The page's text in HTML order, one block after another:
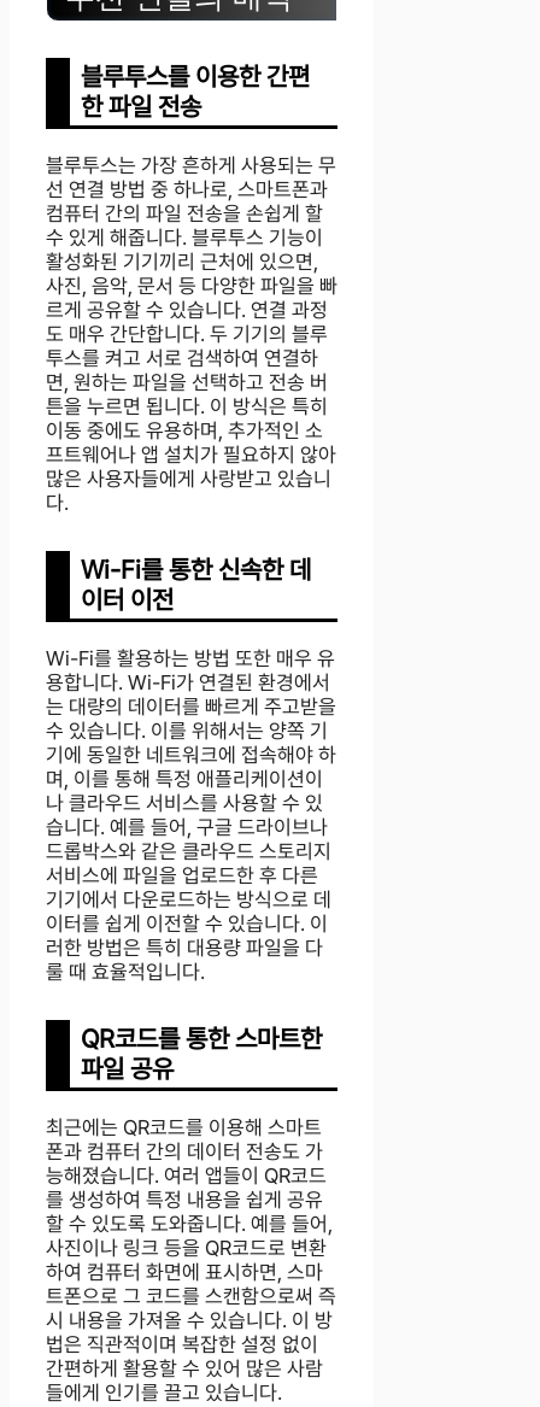
블루투스를 이용한 간편
한 파일 전송
블루투스는 가장 흔하게 사용되는 무
선 연결 방법 중 하나로, 스마트폰과
컴퓨터 간의 파일 전송을 손쉽게 할
수 있게 해줍니다. 블루투스 기능이
활성화된 기기끼리 근처에 있으면,
사진, 음악, 문서 등 다양한 파일을 빠
르게 공유할 수 있습니다. 연결 과정
도 매우 간단합니다. 두 기기의 블루
투스를 켜고 서로 검색하여 연결하
면, 원하는 파일을 선택하고 전송 버
튼을 누르면 됩니다. 이 방식은 특히
이동 중에도 유용하며, 추가적인 소
프트웨어나 앱 설치가 필요하지 않아
많은 사용자들에게 사랑받고 있습니
다.
Wi-Fi를 통한 신속한 데
이터 이전
Wi-Fi를 활용하는 방법 또한 매우 유
용합니다. Wi-Fi가 연결된 환경에서
는 대량의 데이터를 빠르게 주고받을
수 있습니다. 이를 위해서는 양쪽 기
기에 동일한 네트워크에 접속해야 하
며, 이를 통해 특정 애플리케이션이
나 클라우드 서비스를 사용할 수 있
습니다. 예를 들어, 구글 드라이브나
드롭박스와 같은 클라우드 스토리지
서비스에 파일을 업로드한 후 다른
기기에서 다운로드하는 방식으로 데
이터를 쉽게 이전할 수 있습니다. 이
러한 방법은 특히 대용량 파일을 다
룰 때 효율적입니다.
QR코드를 통한 스마트한
파일 공유
최근에는 QR코드를 이용해 스마트
폰과 컴퓨터 간의 데이터 전송도 가
능해졌습니다. 여러 앱들이 QR코드
를 생성하여 특정 내용을 쉽게 공유
할 수 있도록 도와줍니다. 예를 들어,
사진이나 링크 등을 QR코드로 변환
하여 컴퓨터 화면에 표시하면, 스마
트폰으로 그 코드를 스캔함으로써 즉
시 내용을 가져올 수 있습니다. 이 방
법은 직관적이며 복잡한 설정 없이
간편하게 활용할 수 있어 많은 사람
들에게 인기를 끌고 있습니다.